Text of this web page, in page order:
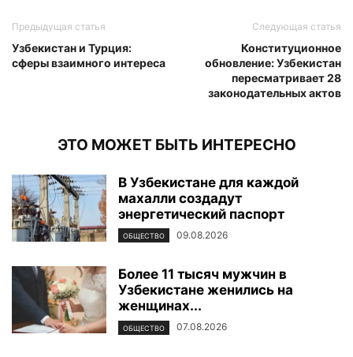
Предыдущая статья
Узбекистан и Турция:
сферы взаимного интереса
Следующая статья
Конституционное
обновление: Узбекистан
пересматривает 28
законодательных актов
ЭТО МОЖЕТ БЫТЬ ИНТЕРЕСНО
В Узбекистане для каждой
махалли создадут
энергетический паспорт
ОБЩЕСТВО 09.08.2026
Более 11 тысяч мужчин в
Узбекистане женились на
женщинах...
ОБЩЕСТВО 07.08.2026